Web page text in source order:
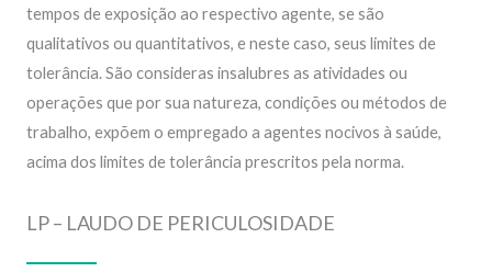
tempos de exposição ao respectivo agente, se são
qualitativos ou quantitativos, e neste caso, seus limites de
tolerância. São consideras insalubres as atividades ou
operações que por sua natureza, condições ou métodos de
trabalho, expõem o empregado a agentes nocivos à saúde,
acima dos limites de tolerância prescritos pela norma.
LP – LAUDO DE PERICULOSIDADE